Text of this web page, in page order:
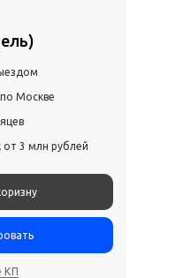
КП
Москве
от 3 млн рублей